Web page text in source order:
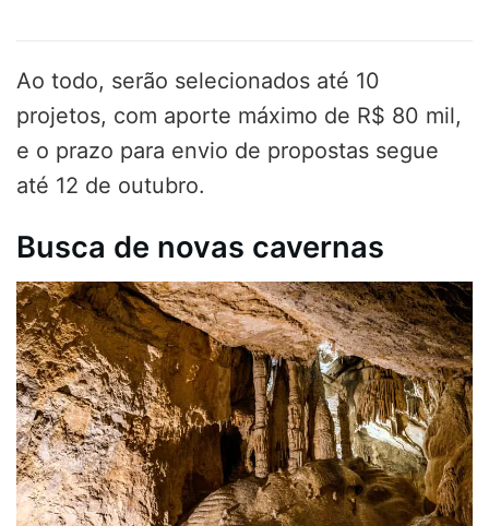
Ao todo, serão selecionados até 10
projetos, com aporte máximo de R$ 80 mil,
e o prazo para envio de propostas segue
até 12 de outubro.
Busca de novas cavernas